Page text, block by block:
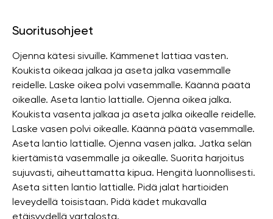
Suoritusohjeet
Ojenna kätesi sivuille. Kämmenet lattiaa vasten.
Koukista oikeaa jalkaa ja aseta jalka vasemmalle
reidelle. Laske oikea polvi vasemmalle. Käännä päätä
oikealle. Aseta lantio lattialle. Ojenna oikea jalka.
Koukista vasenta jalkaa ja aseta jalka oikealle reidelle.
Laske vasen polvi oikealle. Käännä päätä vasemmalle.
Aseta lantio lattialle. Ojenna vasen jalka. Jatka selän
kiertämistä vasemmalle ja oikealle. Suorita harjoitus
sujuvasti, aiheuttamatta kipua. Hengitä luonnollisesti.
Aseta sitten lantio lattialle. Pidä jalat hartioiden
leveydellä toisistaan. Pidä kädet mukavalla
etäisyydellä vartalosta.